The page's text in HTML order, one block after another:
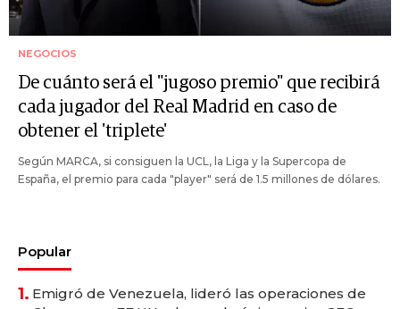
NEGOCIOS
De cuánto será el "jugoso premio" que recibirá
cada jugador del Real Madrid en caso de
obtener el 'triplete'
Según MARCA, si consiguen la UCL, la Liga y la Supercopa de
España, el premio para cada "player" será de 1.5 millones de dólares.
Popular
1. Emigró de Venezuela, lideró las operaciones de